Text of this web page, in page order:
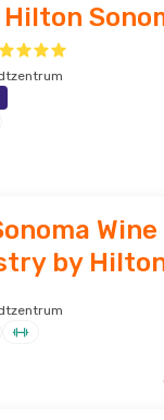
Wine
by